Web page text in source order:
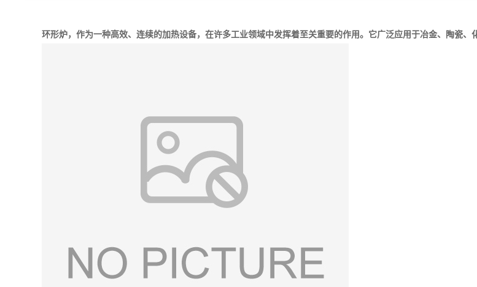
环形炉，作为一种高效、连续的加热设备，在许多工业领域中发挥着至关重要的作用。它广泛应用于冶金、陶瓷、